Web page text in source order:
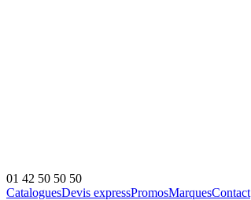
01 42 50 50 50
CataloguesDevis expressPromosMarquesContact